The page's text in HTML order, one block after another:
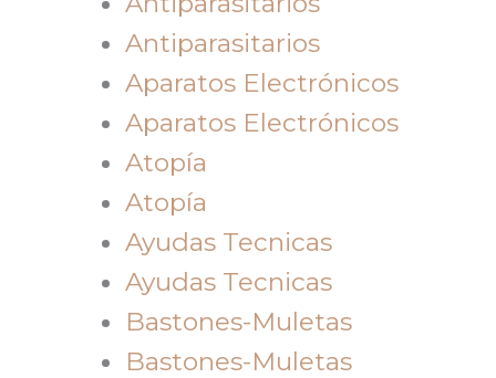
Antiparasitarios
Aparatos Electrónicos
Aparatos Electrónicos
Atopía
Atopía
Ayudas Tecnicas
Ayudas Tecnicas
Bastones-Muletas
Bastones-Muletas